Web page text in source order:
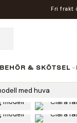
Fri frakt
& SKÖTSEL